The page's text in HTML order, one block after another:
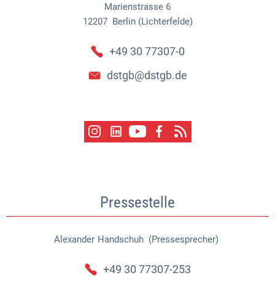
Marienstrasse 6
12207 Berlin (Lichterfelde)
+49 30 77307-0
dstgb@dstgb.de
Pressestelle
Alexander Handschuh (Pressesprecher)
Alexander Handschuh
+49 30 77307-253